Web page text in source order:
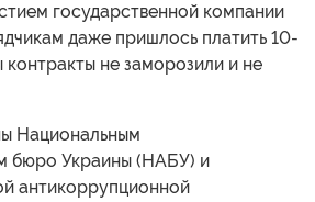
государственной компании
даже пришлось платить 10-
контракты не заморозили и не
Национальным
бюро Украины (НАБУ) и
антикоррупционной